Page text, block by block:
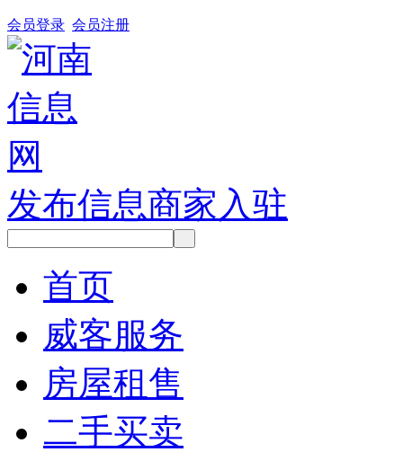
会员登录 会员注册
发布信息商家入驻
首页
威客服务
房屋租售
二手买卖